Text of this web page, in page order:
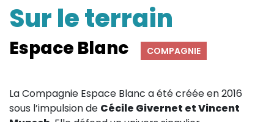
Sur le feu
(Actualités, annonces, vie professionnelle)
(Agenda, spectacles, événements des adhérents)
Sur le terrain
Espace Blanc COMPAGNIE
La Compagnie Espace Blanc a été créée en 2016
sous l’impulsion de Cécile Givernet et Vincent